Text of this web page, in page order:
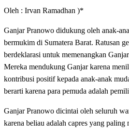
Oleh : Irvan Ramadhan )*
Ganjar Pranowo didukung oleh anak-
bermukim di Sumatera Barat. Ratusan
berdeklarasi untuk memenangkan
Mereka mendukung Ganjar karena
kontribusi positif kepada anak-anak
berarti karena para pemuda adalah
Ganjar Pranowo dicintai oleh seluruh
karena beliau adalah capres yang paling